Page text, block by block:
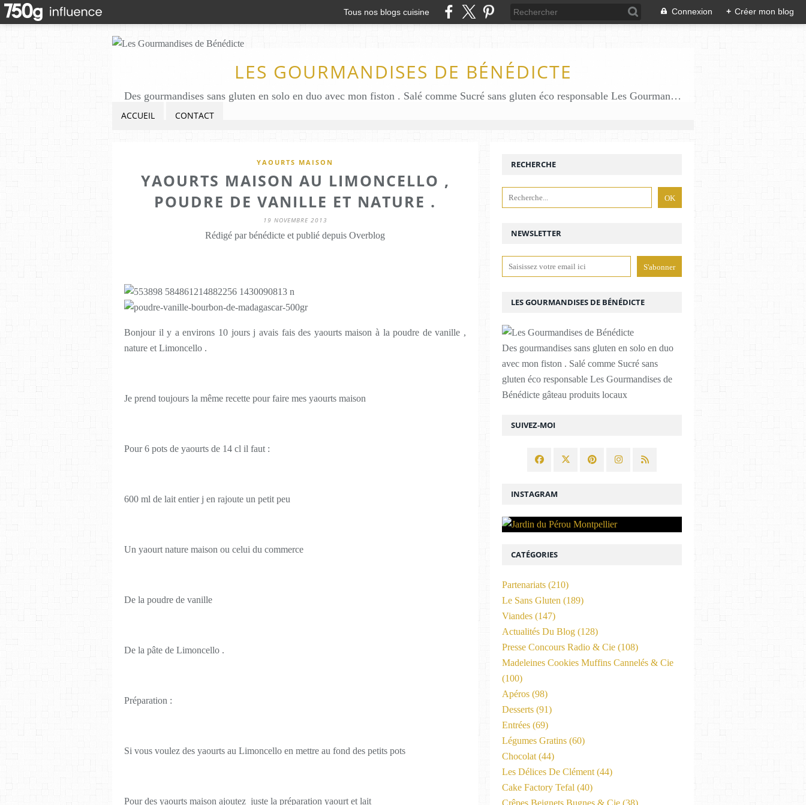
Tous nos blogs cuisine Connexion + Créer mon blog
LES GOURMANDISES DE BÉNÉDICTE
Des gourmandises sans gluten en solo en duo avec mon fiston . Salé comme Sucré sans gluten éco responsable Les Gourmandises de Bénédicte gâteau produits locaux
ACCUEIL CONTACT
YAOURTS MAISON
YAOURTS MAISON AU LIMONCELLO ,
POUDRE DE VANILLE ET NATURE .
19 NOVEMBRE 2013
Rédigé par bénédicte et publié depuis Overblog
Bonjour il y a environs 10 jours j avais fais des yaourts maison à la poudre de vanille ,
nature et Limoncello .
Je prend toujours la même recette pour faire mes yaourts maison
Pour 6 pots de yaourts de 14 cl il faut :
600 ml de lait entier j en rajoute un petit peu
Un yaourt nature maison ou celui du commerce
De la poudre de vanille
De la pâte de Limoncello .
Préparation :
Si vous voulez des yaourts au Limoncello en mettre au fond des petits pots
Pour des yaourts maison ajoutez juste la préparation yaourt et lait
NEWSLETTER
SUIVEZ-MOI
RECHERCHE
LES GOURMANDISES DE BÉNÉDICTE
Des gourmandises sans gluten en solo en duo
avec mon fiston . Salé comme Sucré sans
gluten éco responsable Les Gourmandises de
Bénédicte gâteau produits locaux
INSTAGRAM
CATÉGORIES
Partenariats (210)
Le Sans Gluten (189)
Viandes (147)
Actualités Du Blog (128)
Presse Concours Radio & Cie (108)
Madeleines Cookies Muffins Cannelés & Cie
(100)
Apéros (98)
Desserts (91)
Entrées (69)
Légumes Gratins (60)
Chocolat (44)
Les Délices De Clément (44)
Cake Factory Tefal (40)
Crêpes Beignets Bugnes & Cie (38)